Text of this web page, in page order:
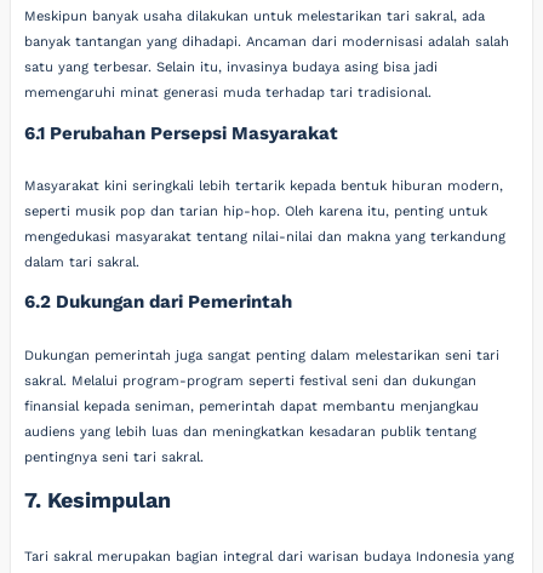
Meskipun banyak usaha dilakukan untuk melestarikan tari sakral, ada
banyak tantangan yang dihadapi. Ancaman dari modernisasi adalah salah
satu yang terbesar. Selain itu, invasinya budaya asing bisa jadi
memengaruhi minat generasi muda terhadap tari tradisional.
6.1 Perubahan Persepsi Masyarakat
Masyarakat kini seringkali lebih tertarik kepada bentuk hiburan modern,
seperti musik pop dan tarian hip-hop. Oleh karena itu, penting untuk
mengedukasi masyarakat tentang nilai-nilai dan makna yang terkandung
dalam tari sakral.
6.2 Dukungan dari Pemerintah
Dukungan pemerintah juga sangat penting dalam melestarikan seni tari
sakral. Melalui program-program seperti festival seni dan dukungan
finansial kepada seniman, pemerintah dapat membantu menjangkau
audiens yang lebih luas dan meningkatkan kesadaran publik tentang
pentingnya seni tari sakral.
7. Kesimpulan
Tari sakral merupakan bagian integral dari warisan budaya Indonesia yang